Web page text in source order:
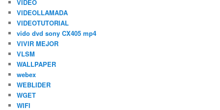
VIDEO
VIDEOLLAMADA
VIDEOTUTORIAL
vido dvd sony CX405 mp4
VIVIR MEJOR
VLSM
WALLPAPER
webex
WEBLIDER
WGET
WIFI